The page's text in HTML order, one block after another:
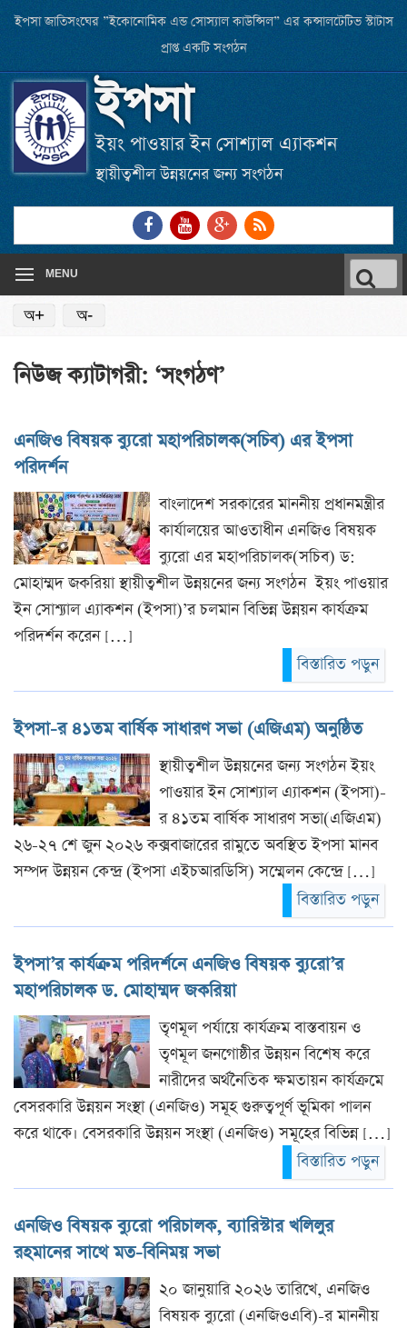
Skip
main
content
ইপসা জাতিসংঘের ”ইকোনোমিক এন্ড সোস্যাল কাউন্সিল” এর কন্সালটেটিভ স্টাটাস
প্রাপ্ত একটি সংগঠন
ইপসা
ইয়ং পাওয়ার ইন সোশ্যাল এ্যাকশন
স্থায়ীত্বশীল উন্নয়নের জন্য সংগঠন
Link
to
Facebook
Link
to
Youtube
Link
to
Google
RSS
Feed
MENU
for:
অ+ অ-
নিউজ ক্যাটাগরী: ‘সংগঠণ’
এনজিও বিষয়ক ব‍্যুরো মহাপরিচালক(সচিব) এর ইপসা
পরিদর্শন
বাংলাদেশ সরকারের মাননীয় প্রধানমন্ত্রীর
কার্যালয়ের আওতাধীন এনজিও বিষয়ক
ব‍্যুরো এর মহাপরিচালক(সচিব) ড:
মোহাম্মদ জকরিয়া স্থায়ীত্বশীল উন্নয়নের জন্য সংগঠন ইয়ং পাওয়ার
ইন সোশ‍্যাল এ‍্যাকশন (ইপসা)’র চলমান বিভিন্ন উন্নয়ন কার্যক্রম
পরিদর্শন করেন […]
বিস্তারিত পড়ুন
ইপসা-র ৪১তম বার্ষিক সাধারণ সভা (এজিএম) অনুষ্ঠিত
স্থায়ীত্বশীল উন্নয়নের জন্য সংগঠন ইয়ং
পাওয়ার ইন সোশ্যাল এ্যাকশন (ইপসা)-
র ৪১তম বার্ষিক সাধারণ সভা(এজিএম)
২৬-২৭ শে জুন ২০২৬ কক্সবাজারের রামুতে অবস্থিত ইপসা মানব
সম্পদ উন্নয়ন কেন্দ্র (ইপসা এইচআরডিসি) সম্মেলন কেন্দ্রে […]
বিস্তারিত পড়ুন
ইপসা’র কার্যক্রম পরিদর্শনে এনজিও বিষয়ক ব্যুরো’র
মহাপরিচালক ড. মোহাম্মদ জকরিয়া
তৃণমূল পর্যায়ে কার্যক্রম বাস্তবায়ন ও
তৃণমূল জনগোষ্ঠীর উন্নয়ন বিশেষ করে
নারীদের অর্থনৈতিক ক্ষমতায়ন কার্যক্রমে
বেসরকারি উন্নয়ন সংস্থা (এনজিও) সমূহ গুরুত্বপূর্ণ ভূমিকা পালন
করে থাকে। বেসরকারি উন্নয়ন সংস্থা (এনজিও) সমূহের বিভিন্ন […]
বিস্তারিত পড়ুন
এনজিও বিষয়ক ব্যুরো পরিচালক, ব্যারিস্টার খলিলুর
রহমানের সাথে মত-বিনিময় সভা
২০ জানুয়ারি ২০২৬ তারিখে, এনজিও
বিষয়ক ব্যুরো (এনজিওএবি)-র মাননীয়